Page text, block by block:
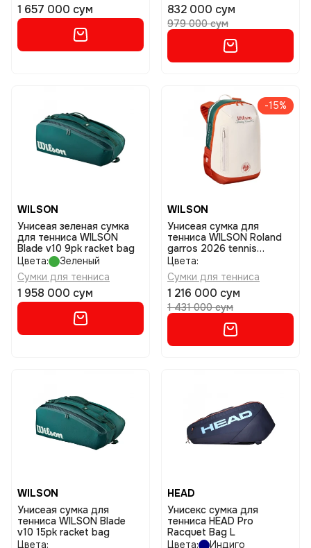
1 657 000 сум 832 000 сум
979 000 сум
WILSON
Унисеая зеленая сумка
для тенниса WILSON
Blade v10 9pk racket bag
Цвета:
Зеленый
Сумки для тенниса
1 958 000 сум
-15%
WILSON
Унисеая сумка для
тенниса WILSON Roland
garros 2026 tennis
backpack
Цвета:
Сумки для тенниса
1 216 000 сум
1 431 000 сум
WILSON
Унисеая сумка для
тенниса WILSON Blade
v10 15pk racket bag
Цвета:
HEAD
Унисекс сумка для
тенниса HEAD Pro
Racquet Bag L
Цвета:
Индиго